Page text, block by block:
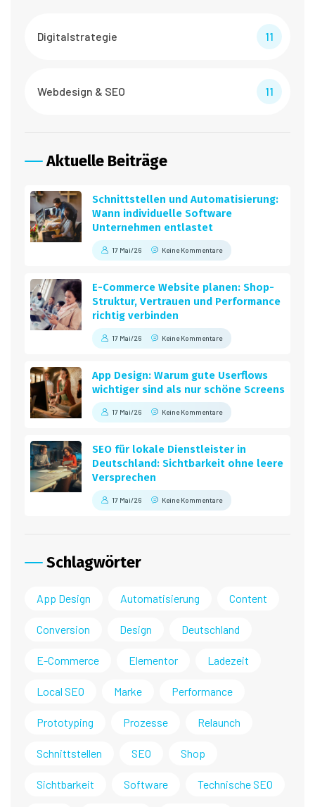
Digitalstrategie 11
Webdesign & SEO 11
Aktuelle Beiträge
Schnittstellen und Automatisierung:
Wann individuelle Software
Unternehmen entlastet
17 Mai/26 Keine Kommentare
E-Commerce Website planen: Shop-
Struktur, Vertrauen und Performance
richtig verbinden
17 Mai/26 Keine Kommentare
App Design: Warum gute Userflows
wichtiger sind als nur schöne Screens
17 Mai/26 Keine Kommentare
SEO für lokale Dienstleister in
Deutschland: Sichtbarkeit ohne leere
Versprechen
17 Mai/26 Keine Kommentare
Schlagwörter
App Design Automatisierung Content
Conversion Design Deutschland
E-Commerce Elementor Ladezeit
Local SEO Marke Performance
Prototyping Prozesse Relaunch
Schnittstellen SEO Shop
Sichtbarkeit Software Technische SEO